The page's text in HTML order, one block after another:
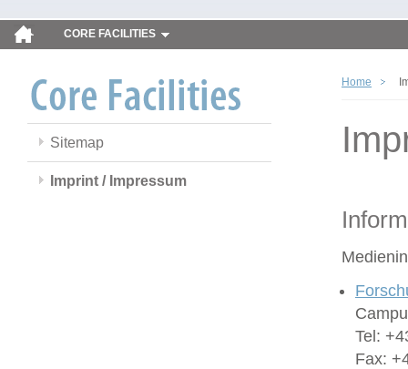
CORE FACILITIES
Sitemap
Imprint / Impressum
Home
Tel:
Fax: